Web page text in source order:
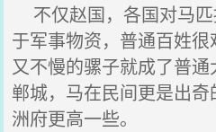
不仅赵国，各国对马
于军事物资，普通百姓
又不慢的骡子就成了普
郸城，马在民间更是出
洲府更高一些。